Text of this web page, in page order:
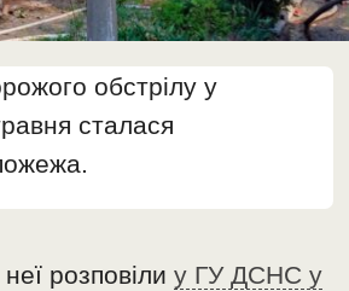
обстрілу у
сталася
розповілиу ГУ ДСНС у